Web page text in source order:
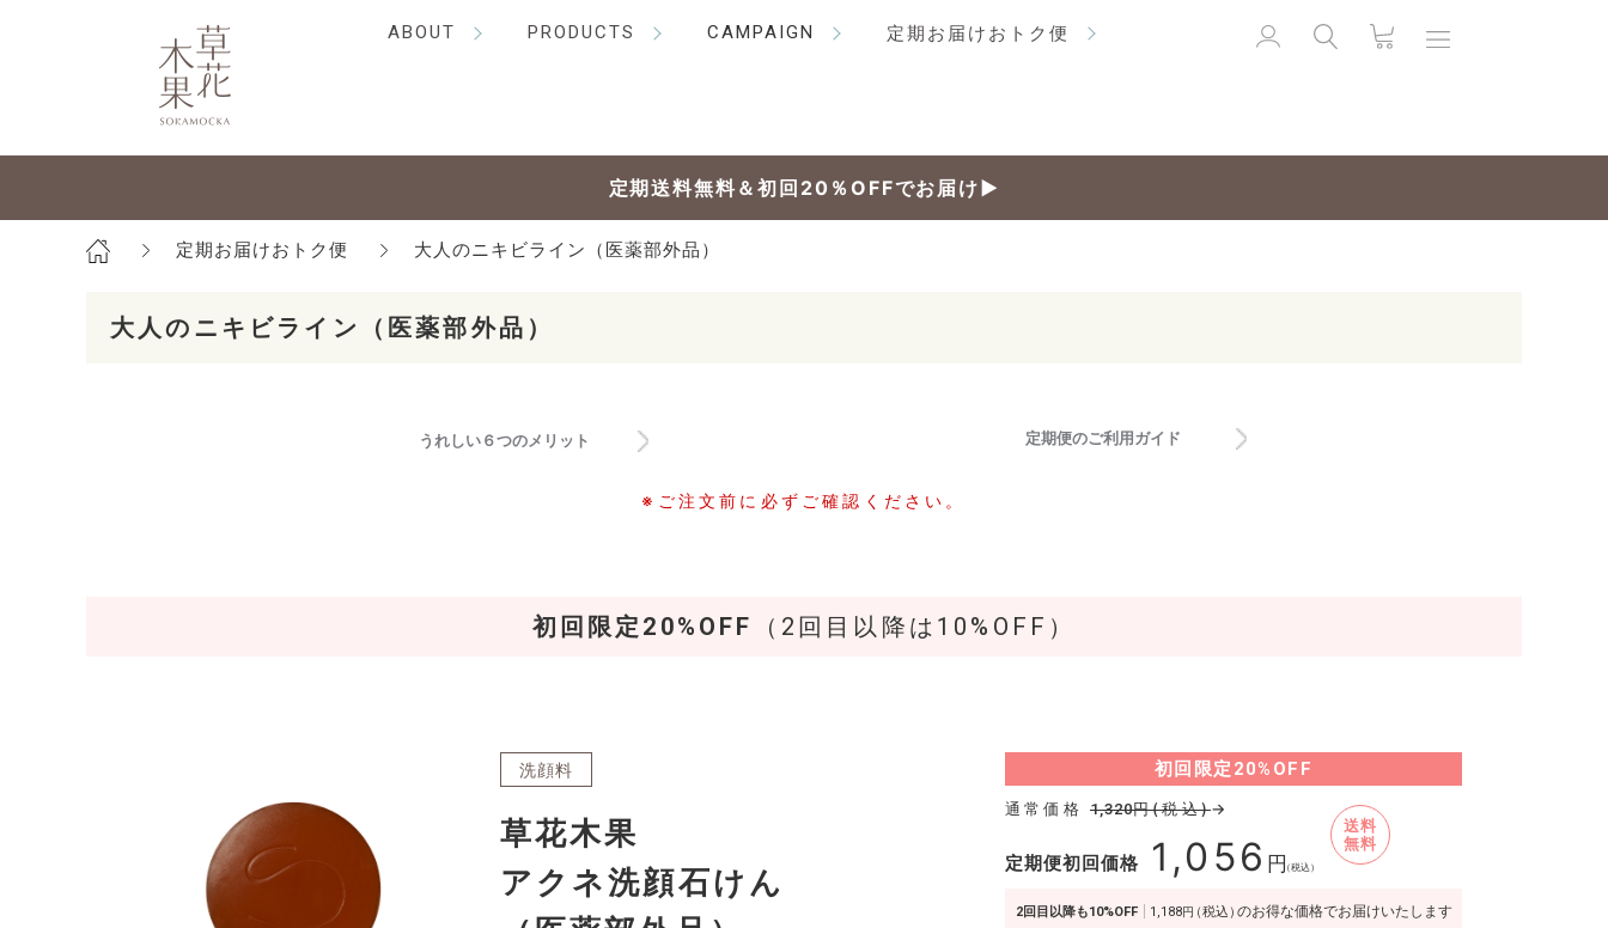
ABOUT PRODUCTS CAMPAIGN 定期お届けおトク便
定期送料無料＆初回20％OFFでお届け▶
定期お届けおトク便 大人のニキビライン（医薬部外品）
大人のニキビライン （医薬部外品）
うれしい６つのメリット 定期便のご利用ガイド
※ご注文前に必ずご確認ください。
初回限定20%OFF （2回目以降は10%OFF）
洗顔料
草花木果
アクネ洗顔石けん
初回限定 20%OFF
通常価格 1,320円(税込)→
定期便初回価格 1,056 円（税込）
送料
無料
2回目以降も10%OFF 1,188円（税込）のお得な価格でお届けいたします